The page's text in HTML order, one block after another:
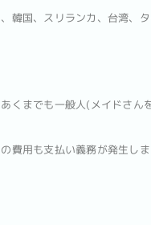
韓国、スリランカ、台湾、
くまでも一般人(メイドさん
費用も支払い義務が発生しま